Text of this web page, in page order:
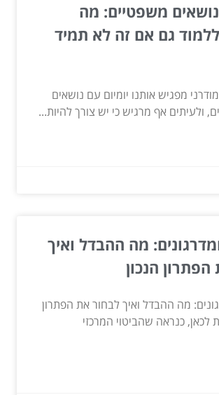
משפטיים: מה
גם אם זה לא תמיד
מפגיש אותנו יומיום עם נושאים
ולעיתים אף מרגיש כי יש צורך להיות...
מה ההבדל ואיך
הנכון
מה ההבדל ואיך לבחור את הפתרון
לכאן, כנראה שהביטוי המרכזי